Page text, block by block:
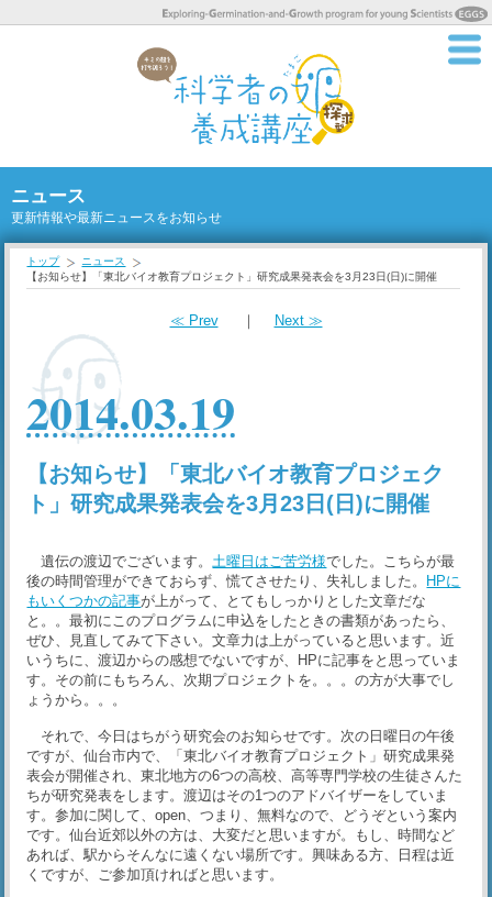
ニュース
更新情報や最新ニュースをお知らせ
トップ
ニュース
【お知らせ】「東北バイオ教育プロジェクト」研究成果発表会を3月23日(日)に開催
≪ Prev｜ Next ≫
2014.03.19
【お知らせ】「東北バイオ教育プロジェク
ト」研究成果発表会を3月23日(日)に開催
遺伝の渡辺でございます。 土曜日はご苦労様でした。こちらが最
後の時間管理ができておらず、慌てさせたり、失礼しました。 HPに
もいくつかの記事が上がって、とてもしっかりとした文章だな
と。。最初にこのプログラムに申込をしたときの書類があったら、
ぜひ、見直してみて下さい。文章力は上がっていると思います。近
いうちに、渡辺からの感想でないですが、HPに記事をと思っていま
す。その前にもちろん、次期プロジェクトを。。。の方が大事でし
ょうから。。。
それで、今日はちがう研究会のお知らせです。次の日曜日の午後
ですが、仙台市内で、「東北バイオ教育プロジェクト」研究成果発
表会が開催され、東北地方の6つの高校、高等専門学校の生徒さんた
ちが研究発表をします。渡辺はその1つのアドバイザーをしていま
す。参加に関して、open、つまり、無料なので、どうぞという案内
です。仙台近郊以外の方は、大変だと思いますが。もし、時間など
あれば、駅からそんなに遠くない場所です。興味ある方、日程は近
くですが、ご参加頂ければと思います。